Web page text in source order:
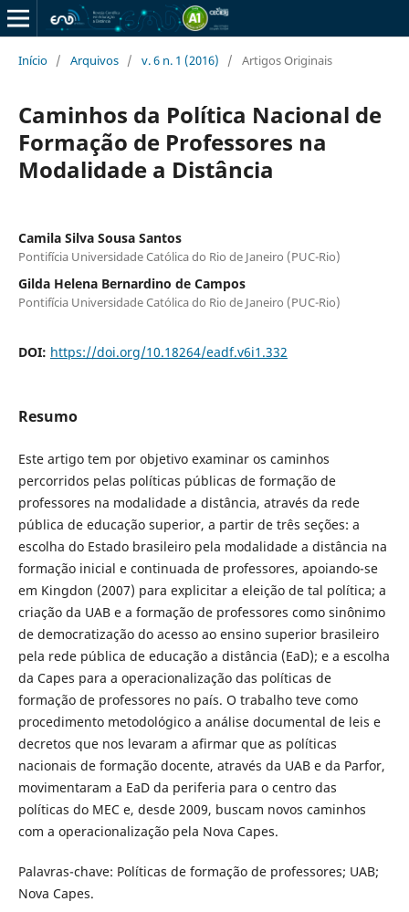
Início / Arquivos / v. 6 n. 1 (2016) / Artigos Originais
Caminhos da Política Nacional de
Formação de Professores na
Modalidade a Distância
Camila Silva Sousa Santos
Pontifí­cia Universidade Católica do Rio de Janeiro (PUC-Rio)
Gilda Helena Bernardino de Campos
Pontifí­cia Universidade Católica do Rio de Janeiro (PUC-Rio)
DOI: https://doi.org/10.18264/eadf.v6i1.332
Resumo
Este artigo tem por objetivo examinar os caminhos
percorridos pelas políticas públicas de formação de
professores na modalidade a distância, através da rede
pública de educação superior, a partir de três seções: a
escolha do Estado brasileiro pela modalidade a distância na
formação inicial e continuada de professores, apoiando-se
em Kingdon (2007) para explicitar a eleição de tal política; a
criação da UAB e a formação de professores como sinônimo
de democratização do acesso ao ensino superior brasileiro
pela rede pública de educação a distância (EaD); e a escolha
da Capes para a operacionalização das políticas de
formação de professores no país. O trabalho teve como
procedimento metodológico a análise documental de leis e
decretos que nos levaram a afirmar que as políticas
nacionais de formação docente, através da UAB e da Parfor,
movimentaram a EaD da periferia para o centro das
políticas do MEC e, desde 2009, buscam novos caminhos
com a operacionalização pela Nova Capes.
Palavras-chave: Políticas de formação de professores; UAB;
Nova Capes.